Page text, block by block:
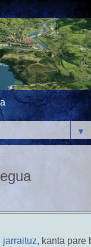
▼
jarraituz, kanta pare